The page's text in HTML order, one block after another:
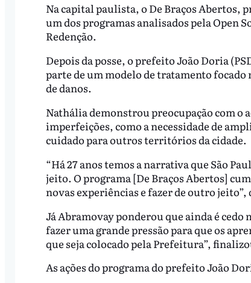
Na capital paulista, o De Braços Abertos,
um dos programas analisados pela Open
Redenção.
Depois da posse, o prefeito João Doria
parte de um modelo de tratamento focado
de danos.
Nathália demonstrou preocupação com
imperfeições, como a necessidade de
cuidado para outros territórios da cidade.
“Há 27 anos temos a narrativa que São
jeito. O programa [De Braços Abertos]
novas experiências e fazer de outro jeito”,
Já Abramovay ponderou que ainda é
fazer uma grande pressão para que os
que seja colocado pela Prefeitura”,
As ações do programa do prefeito João